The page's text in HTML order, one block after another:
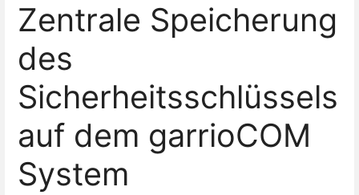
Zentrale Speicherung
des
Sicherheitsschlüssels
auf dem garrioCOM
System